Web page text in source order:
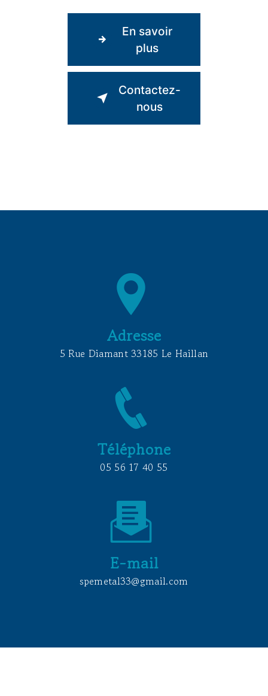
En savoir
plus
Contactez-
nous
Adresse
5 Rue Diamant 33185 Le Haillan
Téléphone
05 56 17 40 55
E-mail
spemetal33@gmail.com